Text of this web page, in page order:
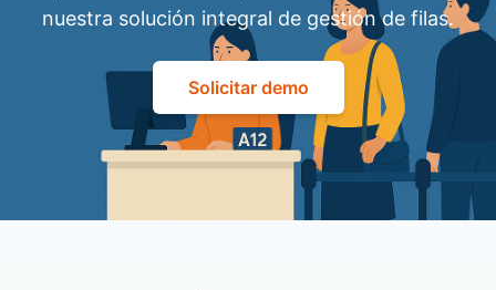
nuestra solución integral de gestión de filas.
Solicitar demo